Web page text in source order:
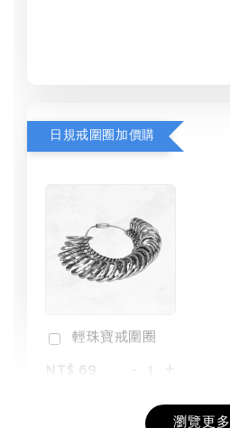
日規戒圍圈加價購
輕珠寶戒圍圈
NT$ 69
+
瀏覽更多